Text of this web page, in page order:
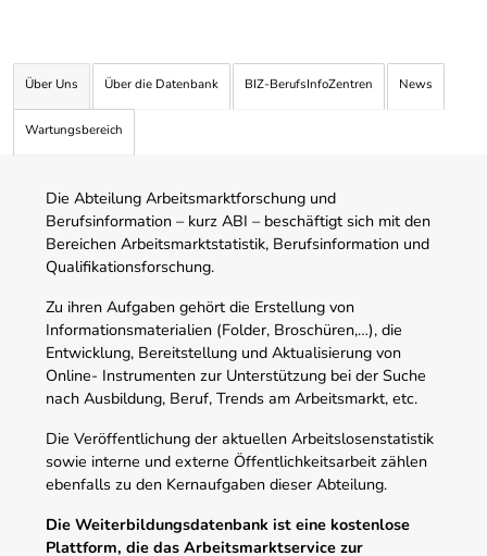
Über Uns Über die Datenbank BIZ-BerufsInfoZentren News
Wartungsbereich
Die Abteilung Arbeitsmarktforschung und
Berufsinformation – kurz ABI – beschäftigt sich mit den
Bereichen Arbeitsmarktstatistik, Berufsinformation und
Qualifikationsforschung.
Zu ihren Aufgaben gehört die Erstellung von
Informationsmaterialien (Folder, Broschüren,…), die
Entwicklung, Bereitstellung und Aktualisierung von
Online- Instrumenten zur Unterstützung bei der Suche
nach Ausbildung, Beruf, Trends am Arbeitsmarkt, etc.
Die Veröffentlichung der aktuellen Arbeitslosenstatistik
sowie interne und externe Öffentlichkeitsarbeit zählen
ebenfalls zu den Kernaufgaben dieser Abteilung.
Die Weiterbildungsdatenbank ist eine kostenlose
Plattform, die das Arbeitsmarktservice zur